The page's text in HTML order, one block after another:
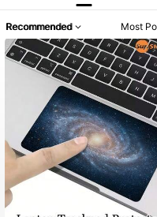
Recommended Most